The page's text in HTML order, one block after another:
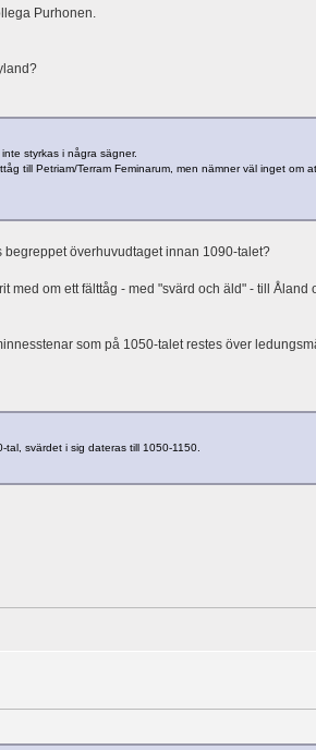
Purhonen.
styrkas i några sägner.
till Petriam/Terram Feminarum, men nämner väl inget om
överhuvudtaget innan 1090-talet?
med om ett fälttåg - med "svärd och äld" - till Åland
som på 1050-talet restes över
svärdet i sig dateras till 1050-1150.